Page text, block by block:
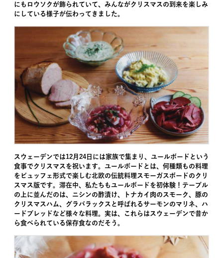
にもロウソクが飾られていて、みんながクリスマスの到来を楽しみ
にしている様子が伝わってきました。
スウェーデンでは12月24日には家族で集まり、ユールボードという
食事でクリスマスを祝います。ユールボードとは、何種類もの料理
をビュッフェ形式で楽しむ北欧の伝統料理スモーガスボードのクリ
スマス版です。滞在中、私たちもユールボードを初体験！テーブル
の上に並んだのは、ニシンの酢漬け、トナカイ肉のスモーク、豚の
クリスマスハム、グラバラックスと呼ばれるサーモンのマリネ、ハ
ードブレッドなど様々な料理。実は、これらはスウェーデンで昔か
ら食べられている保存食なのだそう。